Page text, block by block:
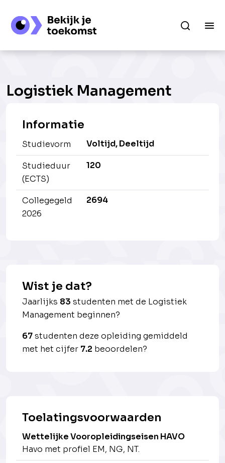
Logistiek Management
Informatie
Studievorm Voltijd, Deeltijd
Studieduur
(ECTS)
120
Collegegeld
2026
2694
Wist je dat?
Jaarlijks 83 studenten met de Logistiek
Management beginnen?
67studenten deze opleiding gemiddeld
met het cijfer 7.2 beoordelen?
Toelatingsvoorwaarden
Wettelijke Vooropleidingseisen HAVO
Havo met profiel EM, NG, NT.